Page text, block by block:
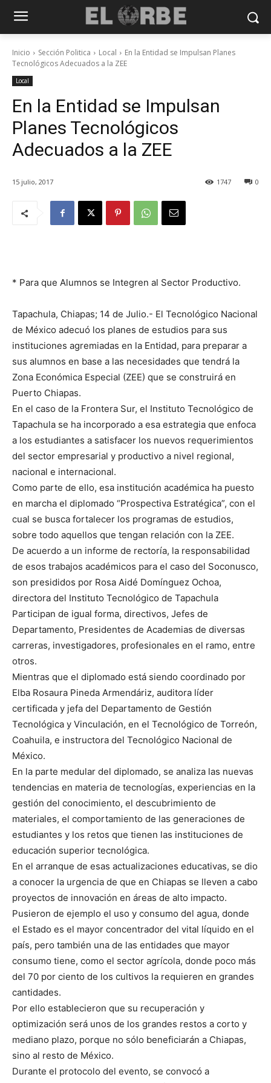
Inicio Sección Politica Local
En la Entidad se Impulsan Planes
Tecnológicos Adecuados a la ZEE
Local
En la Entidad se Impulsan
Planes Tecnológicos
Adecuados a la ZEE
15 julio, 2017 0
1747
* Para que Alumnos se Integren al Sector Productivo.
Tapachula, Chiapas; 14 de Julio.- El Tecnológico Nacional
de México adecuó los planes de estudios para sus
instituciones agremiadas en la Entidad, para preparar a
sus alumnos en base a las necesidades que tendrá la
Zona Económica Especial (ZEE) que se construirá en
Puerto Chiapas.
En el caso de la Frontera Sur, el Instituto Tecnológico de
Tapachula se ha incorporado a esa estrategia que enfoca
a los estudiantes a satisfacer los nuevos requerimientos
del sector empresarial y productivo a nivel regional,
nacional e internacional.
Como parte de ello, esa institución académica ha puesto
en marcha el diplomado “Prospectiva Estratégica”, con el
cual se busca fortalecer los programas de estudios,
sobre todo aquellos que tengan relación con la ZEE.
De acuerdo a un informe de rectoría, la responsabilidad
de esos trabajos académicos para el caso del Soconusco,
son presididos por Rosa Aidé Domínguez Ochoa,
directora del Instituto Tecnológico de Tapachula
Participan de igual forma, directivos, Jefes de
Departamento, Presidentes de Academias de diversas
carreras, investigadores, profesionales en el ramo, entre
otros.
Mientras que el diplomado está siendo coordinado por
Elba Rosaura Pineda Armendáriz, auditora líder
certificada y jefa del Departamento de Gestión
Tecnológica y Vinculación, en el Tecnológico de Torreón,
Coahuila, e instructora del Tecnológico Nacional de
México.
En la parte medular del diplomado, se analiza las nuevas
tendencias en materia de tecnologías, experiencias en la
gestión del conocimiento, el descubrimiento de
materiales, el comportamiento de las generaciones de
estudiantes y los retos que tienen las instituciones de
educación superior tecnológica.
En el arranque de esas actualizaciones educativas, se dio
a conocer la urgencia de que en Chiapas se lleven a cabo
proyectos de innovación en áreas de alto impacto.
Pusieron de ejemplo el uso y consumo del agua, donde
el Estado es el mayor concentrador del vital líquido en el
país, pero también una de las entidades que mayor
consumo tiene, como el sector agrícola, donde poco más
del 70 por ciento de los cultivos la requieren en grandes
cantidades.
Por ello establecieron que su recuperación y
optimización será unos de los grandes restos a corto y
mediano plazo, porque no sólo beneficiarán a Chiapas,
sino al resto de México.
Durante el protocolo del evento, se convocó a